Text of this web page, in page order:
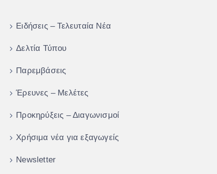
Ειδήσεις – Τελευταία Νέα
Δελτία Τύπου
Παρεμβάσεις
Έρευνες – Μελέτες
Προκηρύξεις – Διαγωνισμοί
Χρήσιμα νέα για εξαγωγείς
Newsletter